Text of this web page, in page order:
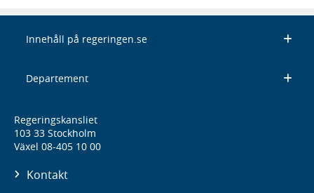
Innehåll på regeringen.se
Departement
Regeringskansliet
103 33 Stockholm
Växel 08-405 10 00
Kontakt